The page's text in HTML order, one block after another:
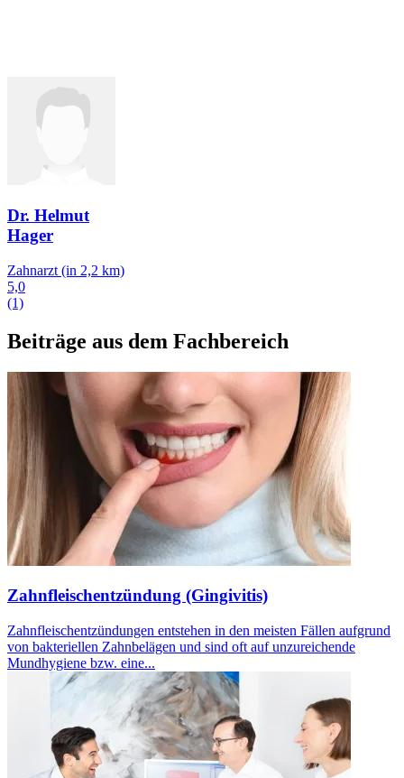
Dr. Helmut
Hager
Zahnarzt (in 2,2 km)
5,0
(1)
Beiträge aus dem Fachbereich
Zahnfleischentzündung (Gingivitis)
Zahnfleischentzündungen entstehen in den meisten Fällen aufgrund
von bakteriellen Zahnbelägen und sind oft auf unzureichende
Mundhygiene bzw. eine...